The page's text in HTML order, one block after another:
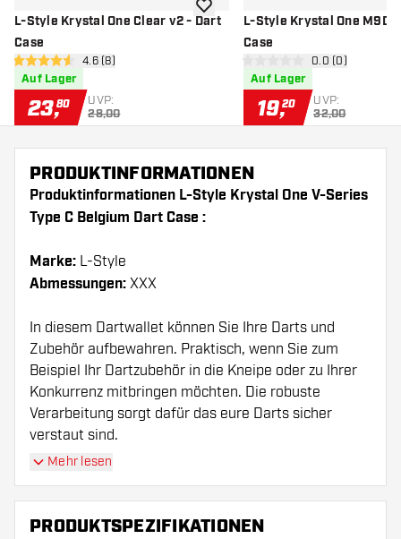
L-Style Krystal One Clear v2 - Dart
Case
Bewertungsbereich öffnen
4.6 Bewertungssterne
4.6 (8)
Auf Lager
23,80 UVP:
28,00
Zur Wunschliste hinzufügen
L-Style Krystal One M9D
Case
0 Bewertungssterne
0.0 (0)
Auf Lager
19,20 UVP:
32,00
PRODUKTINFORMATIONEN
Produktinformationen L-Style Krystal One V-Series
Type C Belgium Dart Case :
Marke: L-Style
Abmessungen: XXX
In diesem Dartwallet können Sie Ihre Darts und
Zubehör aufbewahren. Praktisch, wenn Sie zum
Beispiel Ihr Dartzubehör in die Kneipe oder zu Ihrer
Konkurrenz mitbringen möchten. Die robuste
Verarbeitung sorgt dafür das eure Darts sicher
verstaut sind.
Type C Belgium Dart Case wird ohne Darts und
Zubehör geliefert.
Mehr lesen
PRODUKTSPEZIFIKATIONEN